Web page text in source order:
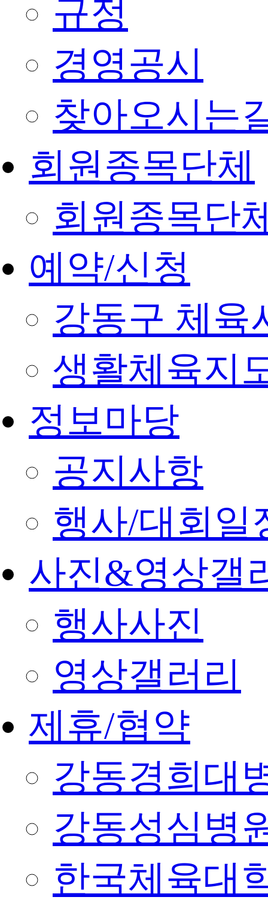
규정
경영공시
찾아오시는
회원종목단체
회원종목단
예약/신청
강동구 체육
생활체육지
정보마당
공지사항
행사/대회일
사진&영상갤
행사사진
영상갤러리
제휴/협약
강동경희대
강동성심병
한국체육대